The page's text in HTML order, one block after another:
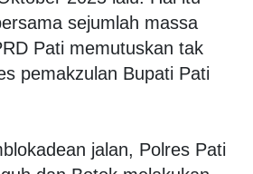
sejumlah massa
Pati memutuskan tak
pemakzulan Bupati Pati
jalan, Polres Pati